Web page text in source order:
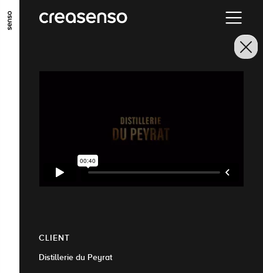
ALLER AU CONTENU PRINCIPAL
CLIENT
Distillerie du Peyrat